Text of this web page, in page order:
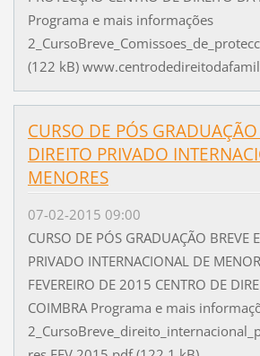
Programa e mais informações
(122 kB)
CURSO DE PÓS
DIREITO PRIVADO
MENORES
07-02-2015 09:00
CURSO DE PÓS GRADUAÇÃO BREVE
PRIVADO INTERNACIONAL DE
FEVEREIRO DE 2015 CENTRO DE
COIMBRA Programa e mais